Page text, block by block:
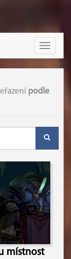
Toggle
podle
místnost